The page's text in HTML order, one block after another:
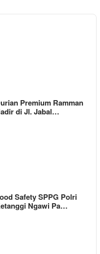
Premium Ramman
di Jl. Jabal…
Safety SPPG Polri
Ngawi Pa…